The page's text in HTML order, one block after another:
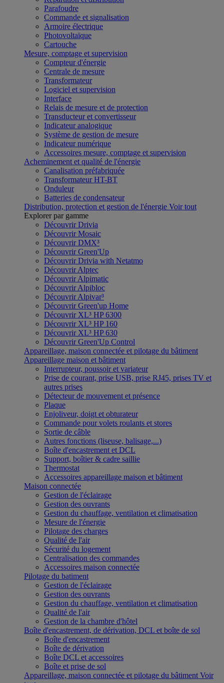
Parafoudre
Commande et signalisation
Armoire électrique
Photovoltaïque
Cartouche
Mesure, comptage et supervision
Compteur d'énergie
Centrale de mesure
Transformateur
Logiciel et supervision
Interface
Relais de mesure et de protection
Transducteur et convertisseur
Indicateur analogique
Système de gestion de mesure
Indicateur numérique
Accessoires mesure, comptage et supervision
Acheminement et qualité de l'énergie
Canalisation préfabriquée
Transformateur HT-BT
Onduleur
Batteries de condensateur
Distribution, protection et gestion de l'énergie Voir tout
Explorer par gamme
Découvrir Drivia
Découvrir Mosaic
Découvrir DMX³
Découvrir Green'Up
Découvrir Drivia with Netatmo
Découvrir Alptec
Découvrir Alpimatic
Découvrir Alpibloc
Découvrir Alpivar³
Découvrir Green'up Home
Découvrir XL³ HP 6300
Découvrir XL³ HP 160
Découvrir XL³ HP 630
Découvrir Green'Up Control
Appareillage, maison connectée et pilotage du bâtiment
Appareillage maison et bâtiment
Interrupteur, poussoir et variateur
Prise de courant, prise USB, prise RJ45, prises TV et
autres prises
Détecteur de mouvement et présence
Plaque
Enjoliveur, doigt et obturateur
Commande pour volets roulants et stores
Sortie de câble
Autres fonctions (liseuse, balisage,...)
Boîte d'encastrement et DCL
Support, boîtier & cadre saillie
Thermostat
Accessoires appareillage maison et bâtiment
Maison connectée
Gestion de l'éclairage
Gestion des ouvrants
Gestion du chauffage, ventilation et climatisation
Mesure de l'énergie
Pilotage des charges
Qualité de l'air
Sécurité du logement
Centralisation des commandes
Accessoires maison connectée
Pilotage du batiment
Gestion de l'éclairage
Gestion des ouvrants
Gestion du chauffage, ventilation et climatisation
Qualité de l'air
Gestion de la chambre d'hôtel
Boîte d'encastrement, de dérivation, DCL et boîte de sol
Boîte d'encastrement
Boîte de dérivation
Boîte DCL et accessoires
Boîte et prise de sol
Appareillage, maison connectée et pilotage du bâtiment Voir